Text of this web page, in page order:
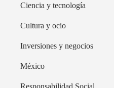
Ciencia y tecnología
Cultura y ocio
Inversiones y negocios
México
Responsabilidad Social